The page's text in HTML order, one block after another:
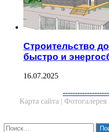
Строительство
быстро и
16.07.2025
Карта сайта | Фотогалерея |
Close
Найти: